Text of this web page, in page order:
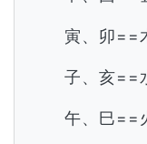
寅、卯==
子、亥==
午、巳==